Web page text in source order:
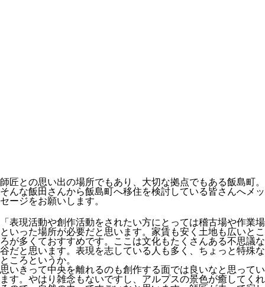
師匠との思い出の場所でもあり、大切な拠点でもある飯島町。
そんな飯田さんから飯島町へ移住を検討している皆さんへメッ
セージをお願いします。
「表現活動や創作活動をされたい方にとっては稽古場や作業場
といった場所が必要だと思います。 家賃も安く土地も広いとこ
ろが多くておすすめです。ここは文化もたくさんある不思議な
谷だと思います。表現を志している人も多く、ちょっと特殊な
ところというか。
思いきって中央を離れるのも創作する面では良いなと思ってい
ます。やはり雑念もないですし、アルプスの景色が癒してくれ